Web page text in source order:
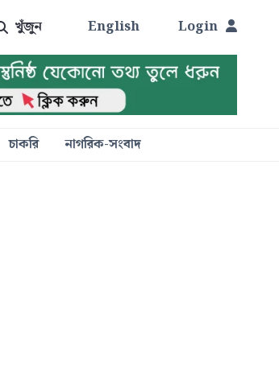
খুঁজুন English Login
চাকরি নাগরিক-সংবাদ